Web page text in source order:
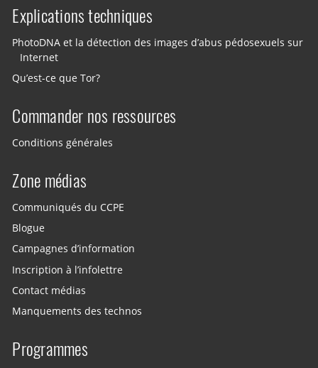
Explications techniques
PhotoDNA et la détection des images d’abus pédosexuels sur
Internet
Qu’est-ce que Tor?
Commander nos ressources
Conditions générales
Zone médias
Communiqués du CCPE
Blogue
Campagnes d’information
Inscription à l’infolettre
Contact médias
Manquements des technos
Programmes